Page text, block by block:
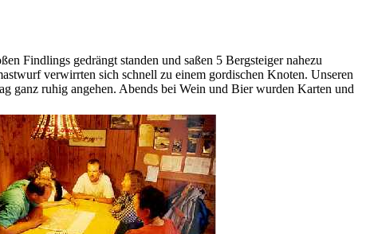
Findlings gedrängt standen und saßen 5 Bergsteiger nahezu
verwirrten sich schnell zu einem gordischen Knoten. Unseren
ganz ruhig angehen. Abends bei Wein und Bier wurden Karten und